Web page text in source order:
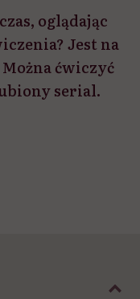
oglądając
Jest na
ćwiczyć
serial.